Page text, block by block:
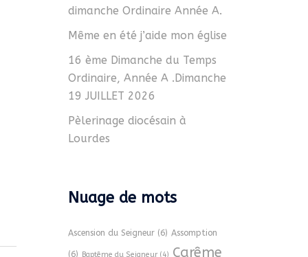
dimanche Ordinaire Année A.
Même en été j’aide mon église
16 ème Dimanche du Temps
Ordinaire, Année A .Dimanche
19 JUILLET 2026
Pèlerinage diocésain à
Lourdes
Nuage de mots
Ascension du Seigneur(6) Assomption
(6) Baptême du Seigneur(4) Carême